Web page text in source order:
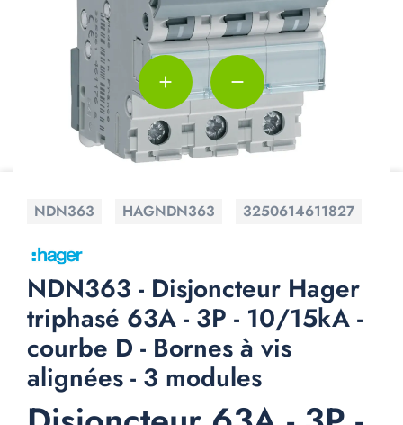
NDN363 HAGNDN363 3250614611827
NDN363 - Disjoncteur Hager
triphasé 63A - 3P - 10/15kA -
courbe D - Bornes à vis
alignées - 3 modules
add remove